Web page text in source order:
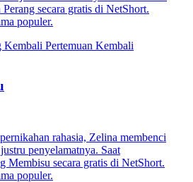
secara gratis di NetShort.
populer.
Kembali Pertemuan Kembali
rahasia, Zelina membenci
penyelamatnya. Saat
Membisu secara gratis di NetShort.
populer.